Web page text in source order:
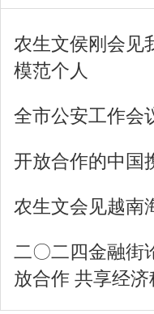
农生文侯刚会见
模范个人
全市公安工作会
开放合作的中国
农生文会见越南
二〇二四金融
放合作 共享经